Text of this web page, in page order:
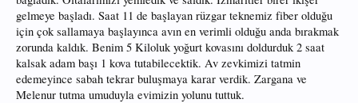
gelmeye başladı. Saat 11 de başlayan rüzgar teknemiz fiber olduğu
için çok sallamaya başlayınca avın en verimli olduğu anda bırakmak
zorunda kaldık. Benim 5 Kiloluk yoğurt kovasını doldurduk 2 saat
kalsak adam başı 1 kova tutabilecektik. Av zevkimizi tatmin
edemeyince sabah tekrar buluşmaya karar verdik. Zargana ve
Melenur tutma umuduyla evimizin yolunu tuttuk.